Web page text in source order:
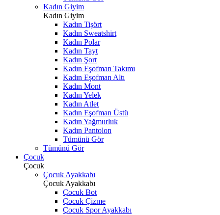
Kadın Giyim
Kadın Giyim
Kadın Tişört
Kadın Sweatshirt
Kadın Polar
Kadın Tayt
Kadın Şort
Kadın Eşofman Takımı
Kadın Eşofman Altı
Kadın Mont
Kadın Yelek
Kadın Atlet
Kadın Eşofman Üstü
Kadın Yağmurluk
Kadın Pantolon
Tümünü Gör
Tümünü Gör
Çocuk
Çocuk
Çocuk Ayakkabı
Çocuk Ayakkabı
Çocuk Bot
Çocuk Çizme
Çocuk Spor Ayakkabı